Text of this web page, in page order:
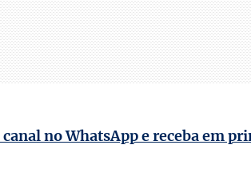
canal no WhatsApp e receba em